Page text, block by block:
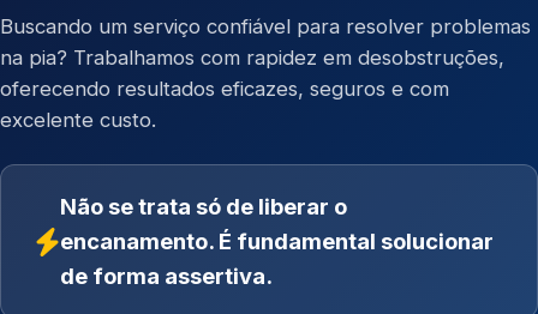
Buscando um serviço confiável para resolver problemas
na pia? Trabalhamos com rapidez em desobstruções,
oferecendo resultados eficazes, seguros e com
excelente custo.
Não se trata só de liberar o
encanamento. É fundamental solucionar
de forma assertiva.